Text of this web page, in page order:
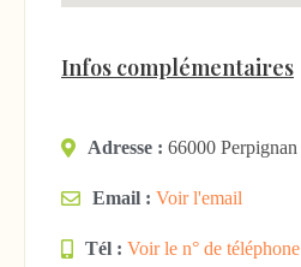
Infos complémentaires
Adresse : 66000 Perpignan
Email : Voir l'email
Tél : Voir le n° de téléphone